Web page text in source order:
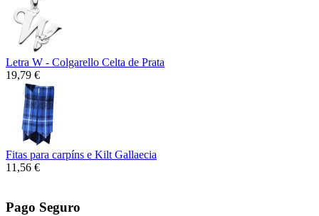
Letra W - Colgarello Celta de Prata
19,79 €
Fitas para carpíns e Kilt Gallaecia
11,56 €
Pago Seguro